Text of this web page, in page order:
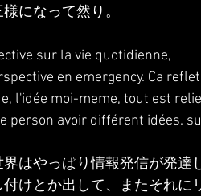
になって然り。
sur la vie quotidienne,
en emergency. Ca
l'idée moi-meme, tout est
person avoir différent idées.
界はやっぱり情報発信が発達
付けとか出して、またそれに